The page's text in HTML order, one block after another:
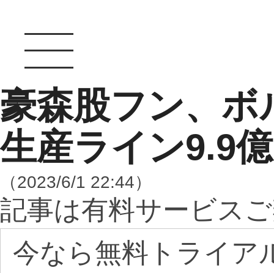
豪森股フン、
生産ライン9.9
（2023/6/1 22:44）
記事は有料サービス
今なら無料トライア